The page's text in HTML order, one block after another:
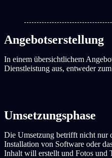
Angebotserstellung
In einem übersichtlichem
Dienstleistung aus, entweder
Umsetzungsphase
Die Umsetzung betrifft nicht nur
Installation von Software oder
Inhalt will erstellt und Fotos und